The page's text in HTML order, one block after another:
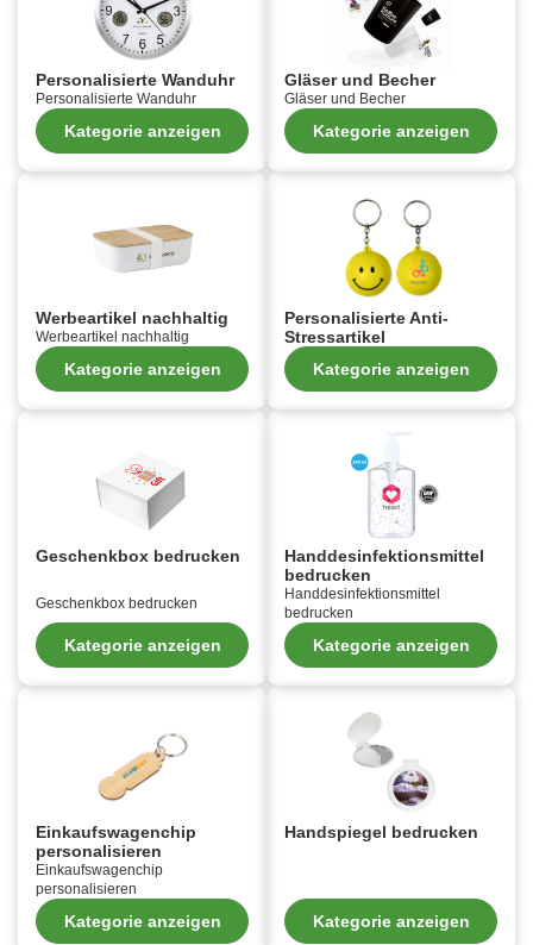
Personalisierte Wanduhr
Personalisierte Wanduhr
Kategorie anzeigen
Gläser und Becher
Gläser und Becher
Kategorie anzeigen
Werbeartikel nachhaltig
Werbeartikel nachhaltig
Kategorie anzeigen
Personalisierte Anti-
Stressartikel
Kategorie anzeigen
Geschenkbox bedrucken
Geschenkbox bedrucken
Kategorie anzeigen
Handdesinfektionsmittel
bedrucken
Handdesinfektionsmittel
bedrucken
Kategorie anzeigen
Einkaufswagenchip
personalisieren
Einkaufswagenchip
personalisieren
Kategorie anzeigen
Handspiegel bedrucken
Kategorie anzeigen